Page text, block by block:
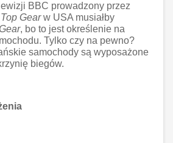
BBC prowadzony przez
Top Gearw USA musiałby
, bo to jest określenie na
Tylko czy na pewno?
samochody są wyposażone
biegów.